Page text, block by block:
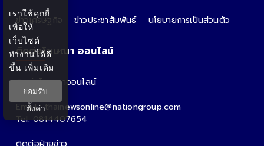
ข่าวเศรษฐกิจ
ข่าวประชาสัมพันธ์ นโยบายการเป็นส่วนตัว
ติดต่อโฆษณา ออนไลน์
ติดต่อโฆษณาออนไลน์
คุณอ้อ
Email : thainewsonline@nationgroup.com
Tel: 0814407654
เราใช้คุกกี้
เพื่อให้
เว็บไซต์
ทำงานได้ดี
ขึ้น เพิ่มเติม
ยอมรับ
ตั้งค่า